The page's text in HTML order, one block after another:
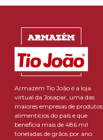
Armazém Tio João é a loja
virtual da Josapar, uma das
maiores empresas de produtos
alimentícios do país e que
beneficia mais de 486 mil
toneladas de grãos por ano.